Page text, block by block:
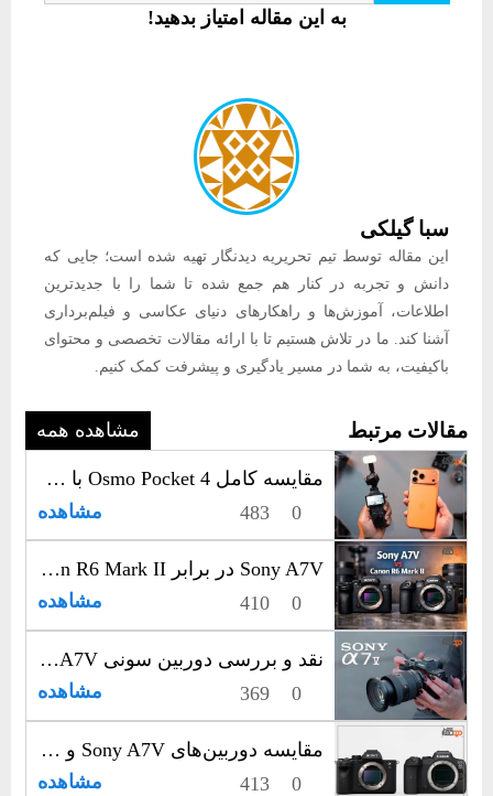
به این مقاله امتیاز بدهید!
سبا گیلکی
این مقاله توسط تیم تحریریه دیدنگار تهیه شده است؛ جایی که
دانش و تجربه در کنار هم جمع شده تا شما را با جدیدترین
اطلاعات، آموزش‌ها و راهکارهای دنیای عکاسی و فیلم‌برداری
آشنا کند. ما در تلاش هستیم تا با ارائه مقالات تخصصی و محتوای
باکیفیت، به شما در مسیر یادگیری و پیشرفت کمک کنیم.
مقالات مرتبط مشاهده همه
مقایسه کامل Osmo Pocket 4 با iPhone 17 Pro Max برای ولاگ و فیلم‌برداری
0
483 مشاهده
Sony A7V در برابر Canon R6 Mark II؛ رقابت جدی فول‌فریم‌های حرفه‌ای
0
410 مشاهده
نقد و بررسی دوربین سونی Sony A7V؛ انتخاب حرفه‌ای‌ها برای عکاسی و فیلم‌سازی
0
369 مشاهده
مقایسه دوربین‌های Sony A7V و Canon R6 III | نبرد قدرت در عکاسی و فیلم‌برداری حرفه‌ای
0
413 مشاهده